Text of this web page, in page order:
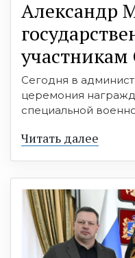
Александр
Сегодня в
церемония
специальной
Читать далее